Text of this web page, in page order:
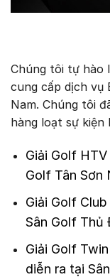
Chúng tôi tự hào
cung cấp dịch vụ
Nam. Chúng tôi
hàng loạt sự kiện
Giải Golf
Golf Tân Sơn
Giải Golf
Sân Golf Thủ
Giải Golf
diễn ra tại